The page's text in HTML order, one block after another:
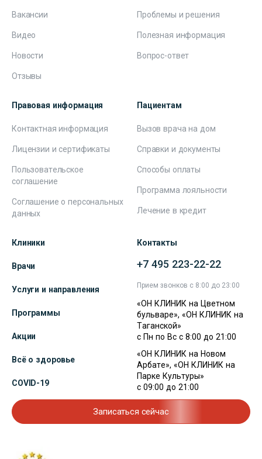
Вакансии
Видео
Новости
Отзывы
Проблемы и решения
Полезная информация
Вопрос-ответ
Правовая информация
Контактная информация
Лицензии и сертификаты
Пользовательское
соглашение
Соглашение о персональных
данных
Пациентам
Вызов врача на дом
Справки и документы
Способы оплаты
Программа лояльности
Лечение в кредит
Клиники
Врачи
Услуги и направления
Программы
Акции
Всё о здоровье
COVID-19
Контакты
+7 495 223-22-22
Прием звонков с 8:00 до 23:00
«ОН КЛИНИК на Цветном
бульваре», «ОН КЛИНИК на
Таганской»
с Пн по Вс с 8:00 до 21:00
«ОН КЛИНИК на Новом
Арбате», «ОН КЛИНИК на
Парке Культуры»
с 09:00 до 21:00
Записаться сейчас